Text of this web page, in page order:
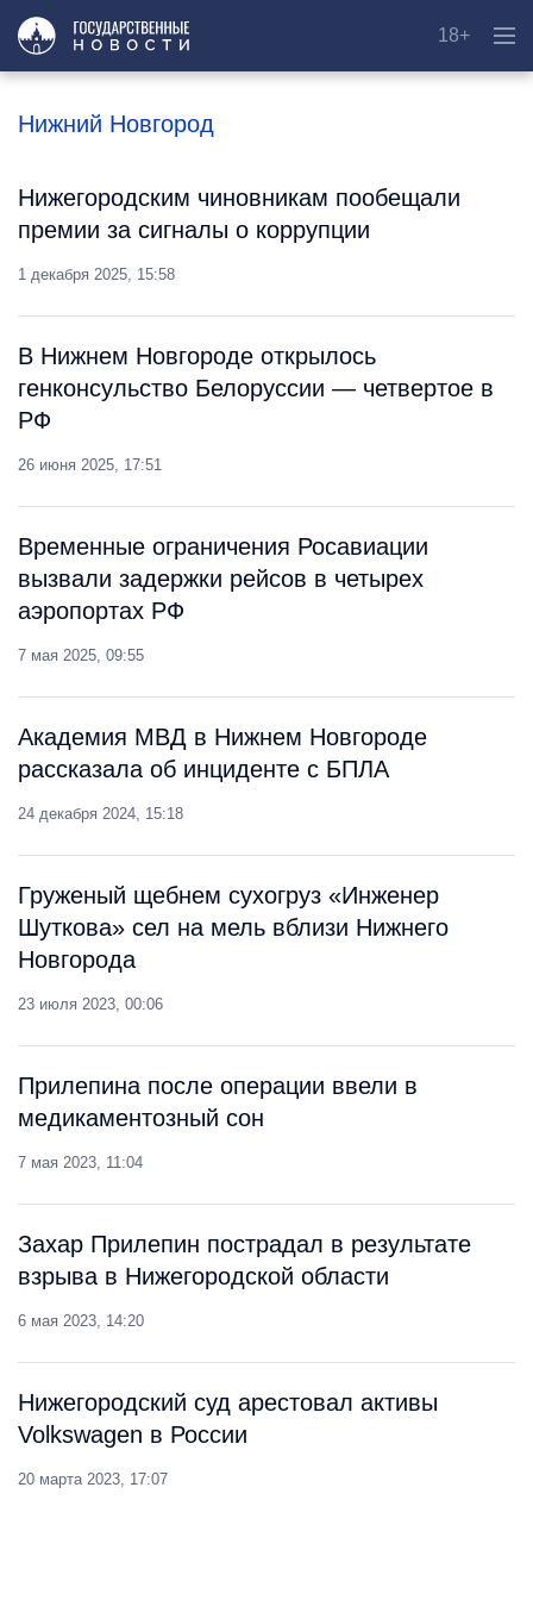
18+
Нижний Новгород
Нижегородским чиновникам пообещали
премии за сигналы о коррупции
1 декабря 2025, 15:58
В Нижнем Новгороде открылось
генконсульство Белоруссии — четвертое в
РФ
26 июня 2025, 17:51
Временные ограничения Росавиации
вызвали задержки рейсов в четырех
аэропортах РФ
7 мая 2025, 09:55
Академия МВД в Нижнем Новгороде
рассказала об инциденте с БПЛА
24 декабря 2024, 15:18
Груженый щебнем сухогруз «Инженер
Шуткова» сел на мель вблизи Нижнего
Новгорода
23 июля 2023, 00:06
Прилепина после операции ввели в
медикаментозный сон
7 мая 2023, 11:04
Захар Прилепин пострадал в результате
взрыва в Нижегородской области
6 мая 2023, 14:20
Нижегородский суд арестовал активы
Volkswagen в России
20 марта 2023, 17:07